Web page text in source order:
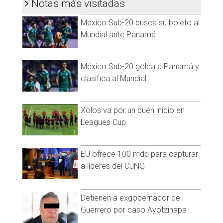
Briseño, Ricardo Marín y el propio Chicharito, posando con el
mítico número 14 aparecen en el video publicado en redes
sociales.
Más tarde, Javier Hernández también compartió un mensaje
todo. ¡Nos vemos pronto!".
Mi casa, mi familia, mi equipo, mi todo. Nos vemos pronto!
— Javier “Chicharito” Hernandez (@CH14_) January 24, 2024
Este fichaje representa una oportunidad para volver a
antes, Hernández deberá recuperarse de su lesión.
Con las Chivas, Hernández marcó un total de 29 goles en 79
nueve asistencias y disputó un total de 3 mil 858 minutos.
Notas más visitadas
México Sub-20 busca su boleto al
Mundial ante Panamá
México Sub-20 golea a Panamá y
clasifica al Mundial
Xolos va por un buen inicio en
Leagues Cup
EU ofrece 100 mdd para capturar
a líderes del CJNG
Detienen a exgobernador de
Guerrero por caso Ayotzinapa